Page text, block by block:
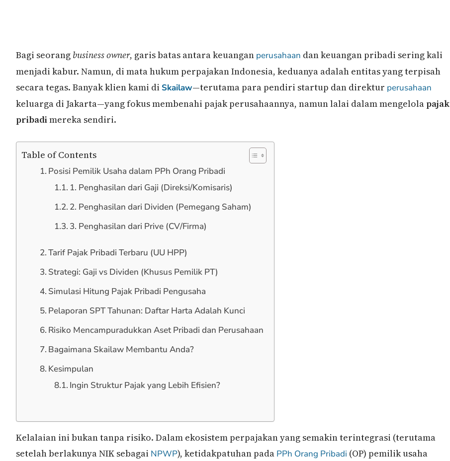
Bagi seorang business owner, garis batas antara keuangan perusahaan dan keuangan pribadi sering kali
menjadi kabur. Namun, di mata hukum perpajakan Indonesia, keduanya adalah entitas yang terpisah
secara tegas. Banyak klien kami di Skailaw—terutama para pendiri startup dan direktur perusahaan
keluarga di Jakarta—yang fokus membenahi pajak perusahaannya, namun lalai dalam mengelolapajak
pribadimereka sendiri.
Table of Contents
Posisi Pemilik Usaha dalam PPh Orang Pribadi
1. Penghasilan dari Gaji (Direksi/Komisaris)
2. Penghasilan dari Dividen (Pemegang Saham)
3. Penghasilan dari Prive (CV/Firma)
Tarif Pajak Pribadi Terbaru (UU HPP)
Strategi: Gaji vs Dividen (Khusus Pemilik PT)
Simulasi Hitung Pajak Pribadi Pengusaha
Pelaporan SPT Tahunan: Daftar Harta Adalah Kunci
Risiko Mencampuradukkan Aset Pribadi dan Perusahaan
Bagaimana Skailaw Membantu Anda?
Kesimpulan
Ingin Struktur Pajak yang Lebih Efisien?
Kelalaian ini bukan tanpa risiko. Dalam ekosistem perpajakan yang semakin terintegrasi (terutama
setelah berlakunya NIK sebagai NPWP), ketidakpatuhan pada PPh Orang Pribadi (OP) pemilik usaha